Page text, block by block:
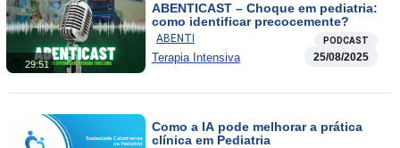
29:51
ABENTICAST – Choque em pediatria:
como identificar precocemente?
ABENTI PODCAST
Terapia Intensiva 25/08/2025
Como a IA pode melhorar a prática
clínica em Pediatria